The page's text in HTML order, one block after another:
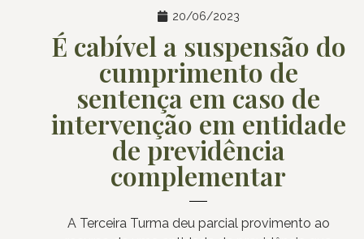
20/06/2023
É cabível a suspensão do
cumprimento de
sentença em caso de
intervenção em entidade
de previdência
complementar
A Terceira Turma deu parcial provimento ao